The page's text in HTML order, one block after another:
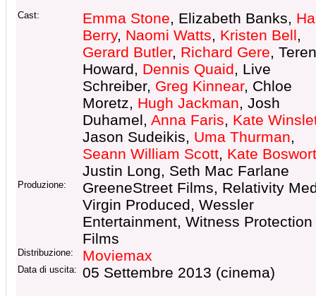
Cast: Emma Stone, Elizabeth Banks,
Berry, Naomi Watts, Kristen Bell,
Gerard Butler, Richard Gere,
Howard, Dennis Quaid, Live
Schreiber, Greg Kinnear, Chloe
Moretz, Hugh Jackman, Josh
Duhamel, Anna Faris, Kate
Jason Sudeikis, Uma Thurman,
Seann William Scott, Kate
Justin Long, Seth Mac Farlane
Produzione:
GreeneStreet Films, Relativity
Virgin Produced, Wessler
Entertainment, Witness Protection
Films
Distribuzione: Moviemax
Data di uscita: 05 Settembre 2013 (cinema)